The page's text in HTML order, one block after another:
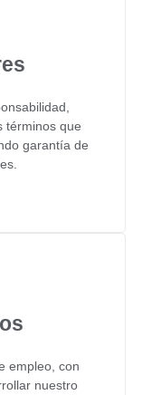
términos que
garantía de
empleo, con
nuestro